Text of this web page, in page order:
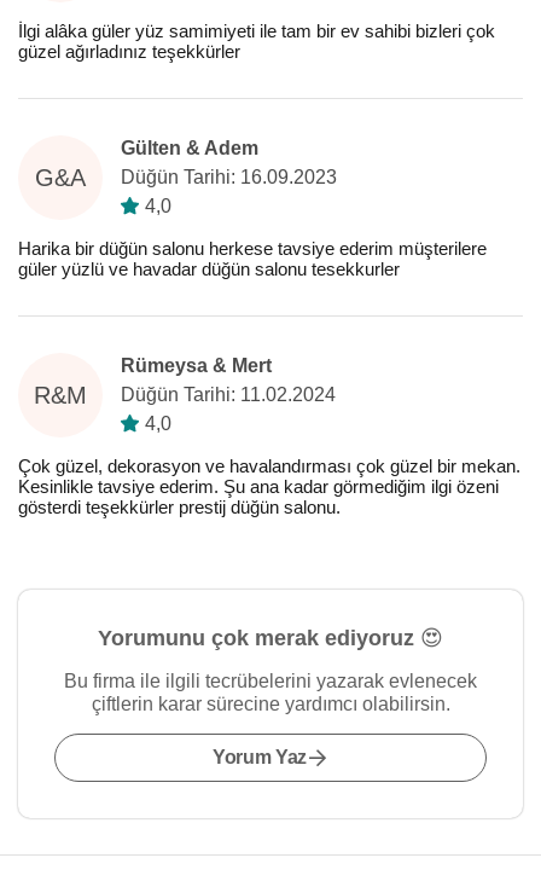
İlgi alâka güler yüz samimiyeti ile tam bir ev sahibi bizleri çok
güzel ağırladınız teşekkürler
G&A
Gülten & Adem
Düğün Tarihi: 16.09.2023
4,0
Harika bir düğün salonu herkese tavsiye ederim müşterilere
güler yüzlü ve havadar düğün salonu tesekkurler
R&M
Rümeysa & Mert
Düğün Tarihi: 11.02.2024
4,0
Çok güzel, dekorasyon ve havalandırması çok güzel bir mekan.
Kesinlikle tavsiye ederim. Şu ana kadar görmediğim ilgi özeni
gösterdi teşekkürler prestij düğün salonu.
Yorumunu çok merak ediyoruz 😍
Bu firma ile ilgili tecrübelerini yazarak evlenecek
çiftlerin karar sürecine yardımcı olabilirsin.
Yorum Yaz